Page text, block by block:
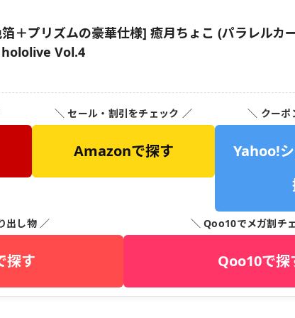
箔＋プリズムの豪華仕様] 癒月ちょこ (パラレルカ
hololive Vol.4
＼ セール・割引をチェック ／
Amazonで探す
＼ クーポ
Yahoo!
出し物 ／
探す
＼ Qoo10でメガ割チ
Qoo10で探